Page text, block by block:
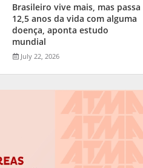
Brasileiro vive mais, mas passa
12,5 anos da vida com alguma
doença, aponta estudo
mundial
July 22, 2026